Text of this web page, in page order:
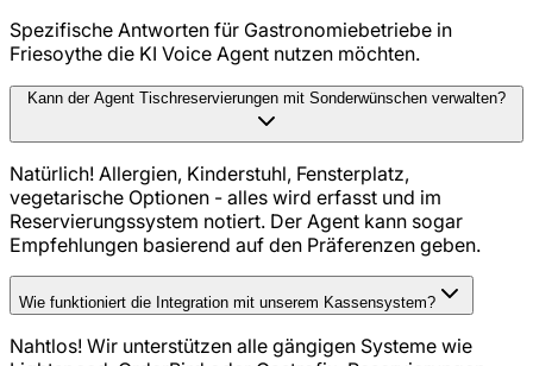
Spezifische Antworten für Gastronomiebetriebe in
Friesoythe die KI Voice Agent nutzen möchten.
Kann der Agent Tischreservierungen mit Sonderwünschen verwalten?
Natürlich! Allergien, Kinderstuhl, Fensterplatz,
vegetarische Optionen - alles wird erfasst und im
Reservierungssystem notiert. Der Agent kann sogar
Empfehlungen basierend auf den Präferenzen geben.
Wie funktioniert die Integration mit unserem Kassensystem?
Nahtlos! Wir unterstützen alle gängigen Systeme wie